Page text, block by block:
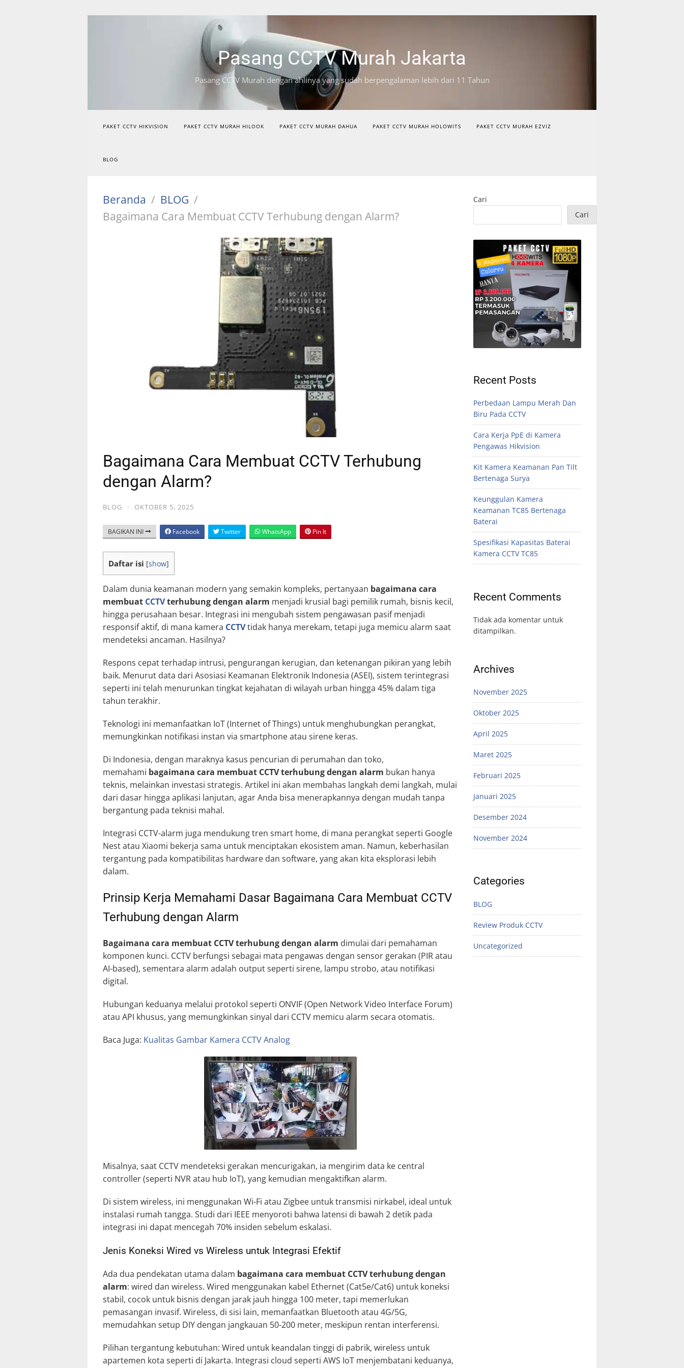
Pasang CCTV Murah Jakarta
Pasang CCTV Murah dengan ahlinya yang sudah berpengalaman lebih dari 11 Tahun
PAKET CCTV HIKVISION PAKET CCTV MURAH HILOOK PAKET CCTV MURAH DAHUA PAKET CCTV MURAH HOLOWITS PAKET CCTV MURAH EZVIZ
BLOG
Beranda
BLOG
Bagaimana Cara Membuat CCTV Terhubung dengan Alarm?
Bagaimana Cara Membuat CCTV Terhubung
dengan Alarm?
BLOG · OKTOBER 5, 2025
BAGIKAN INI Facebook Twitter WhatsApp Pin It
Daftar isi [show]
Dalam dunia keamanan modern yang semakin kompleks, pertanyaan bagaimana cara
membuat CCTVterhubung dengan alarm menjadi krusial bagi pemilik rumah, bisnis kecil,
hingga perusahaan besar. Integrasi ini mengubah sistem pengawasan pasif menjadi
responsif aktif, di mana kamera CCTVtidak hanya merekam, tetapi juga memicu alarm saat
mendeteksi ancaman. Hasilnya?
Respons cepat terhadap intrusi, pengurangan kerugian, dan ketenangan pikiran yang lebih
baik. Menurut data dari Asosiasi Keamanan Elektronik Indonesia (ASEI), sistem terintegrasi
seperti ini telah menurunkan tingkat kejahatan di wilayah urban hingga 45% dalam tiga
tahun terakhir.
Teknologi ini memanfaatkan IoT (Internet of Things) untuk menghubungkan perangkat,
memungkinkan notifikasi instan via smartphone atau sirene keras.
Di Indonesia, dengan maraknya kasus pencurian di perumahan dan toko,
memahami bagaimana cara membuat CCTV terhubung dengan alarm bukan hanya
teknis, melainkan investasi strategis. Artikel ini akan membahas langkah demi langkah, mulai
dari dasar hingga aplikasi lanjutan, agar Anda bisa menerapkannya dengan mudah tanpa
bergantung pada teknisi mahal.
Integrasi CCTV-alarm juga mendukung tren smart home, di mana perangkat seperti Google
Nest atau Xiaomi bekerja sama untuk menciptakan ekosistem aman. Namun, keberhasilan
tergantung pada kompatibilitas hardware dan software, yang akan kita eksplorasi lebih
dalam.
Prinsip Kerja Memahami Dasar Bagaimana Cara Membuat CCTV
Terhubung dengan Alarm
Bagaimana cara membuat CCTV terhubung dengan alarm dimulai dari pemahaman
komponen kunci. CCTV berfungsi sebagai mata pengawas dengan sensor gerakan (PIR atau
AI-based), sementara alarm adalah output seperti sirene, lampu strobo, atau notifikasi
digital.
Hubungan keduanya melalui protokol seperti ONVIF (Open Network Video Interface Forum)
atau API khusus, yang memungkinkan sinyal dari CCTV memicu alarm secara otomatis.
Baca Juga: Kualitas Gambar Kamera CCTV Analog
Misalnya, saat CCTV mendeteksi gerakan mencurigakan, ia mengirim data ke central
controller (seperti NVR atau hub IoT), yang kemudian mengaktifkan alarm.
Di sistem wireless, ini menggunakan Wi-Fi atau Zigbee untuk transmisi nirkabel, ideal untuk
instalasi rumah tangga. Studi dari IEEE menyoroti bahwa latensi di bawah 2 detik pada
integrasi ini dapat mencegah 70% insiden sebelum eskalasi.
Jenis Koneksi Wired vs Wireless untuk Integrasi Efektif
Ada dua pendekatan utama dalam bagaimana cara membuat CCTV terhubung dengan
alarm: wired dan wireless. Wired menggunakan kabel Ethernet (Cat5e/Cat6) untuk koneksi
stabil, cocok untuk bisnis dengan jarak jauh hingga 100 meter, tapi memerlukan
pemasangan invasif. Wireless, di sisi lain, memanfaatkan Bluetooth atau 4G/5G,
memudahkan setup DIY dengan jangkauan 50-200 meter, meskipun rentan interferensi.
Pilihan tergantung kebutuhan: Wired untuk keandalan tinggi di pabrik, wireless untuk
apartemen kota seperti di Jakarta. Integrasi cloud seperti AWS IoT menjembatani keduanya,
Cari
Cari
Recent Posts
Perbedaan Lampu Merah Dan
Biru Pada CCTV
Cara Kerja PpE di Kamera
Pengawas Hikvision
Kit Kamera Keamanan Pan Tilt
Bertenaga Surya
Keunggulan Kamera
Keamanan TC85 Bertenaga
Baterai
Spesifikasi Kapasitas Baterai
Kamera CCTV TC85
Recent Comments
Tidak ada komentar untuk
ditampilkan.
Archives
November 2025
Oktober 2025
April 2025
Maret 2025
Februari 2025
Januari 2025
Desember 2024
November 2024
Categories
BLOG
Review Produk CCTV
Uncategorized